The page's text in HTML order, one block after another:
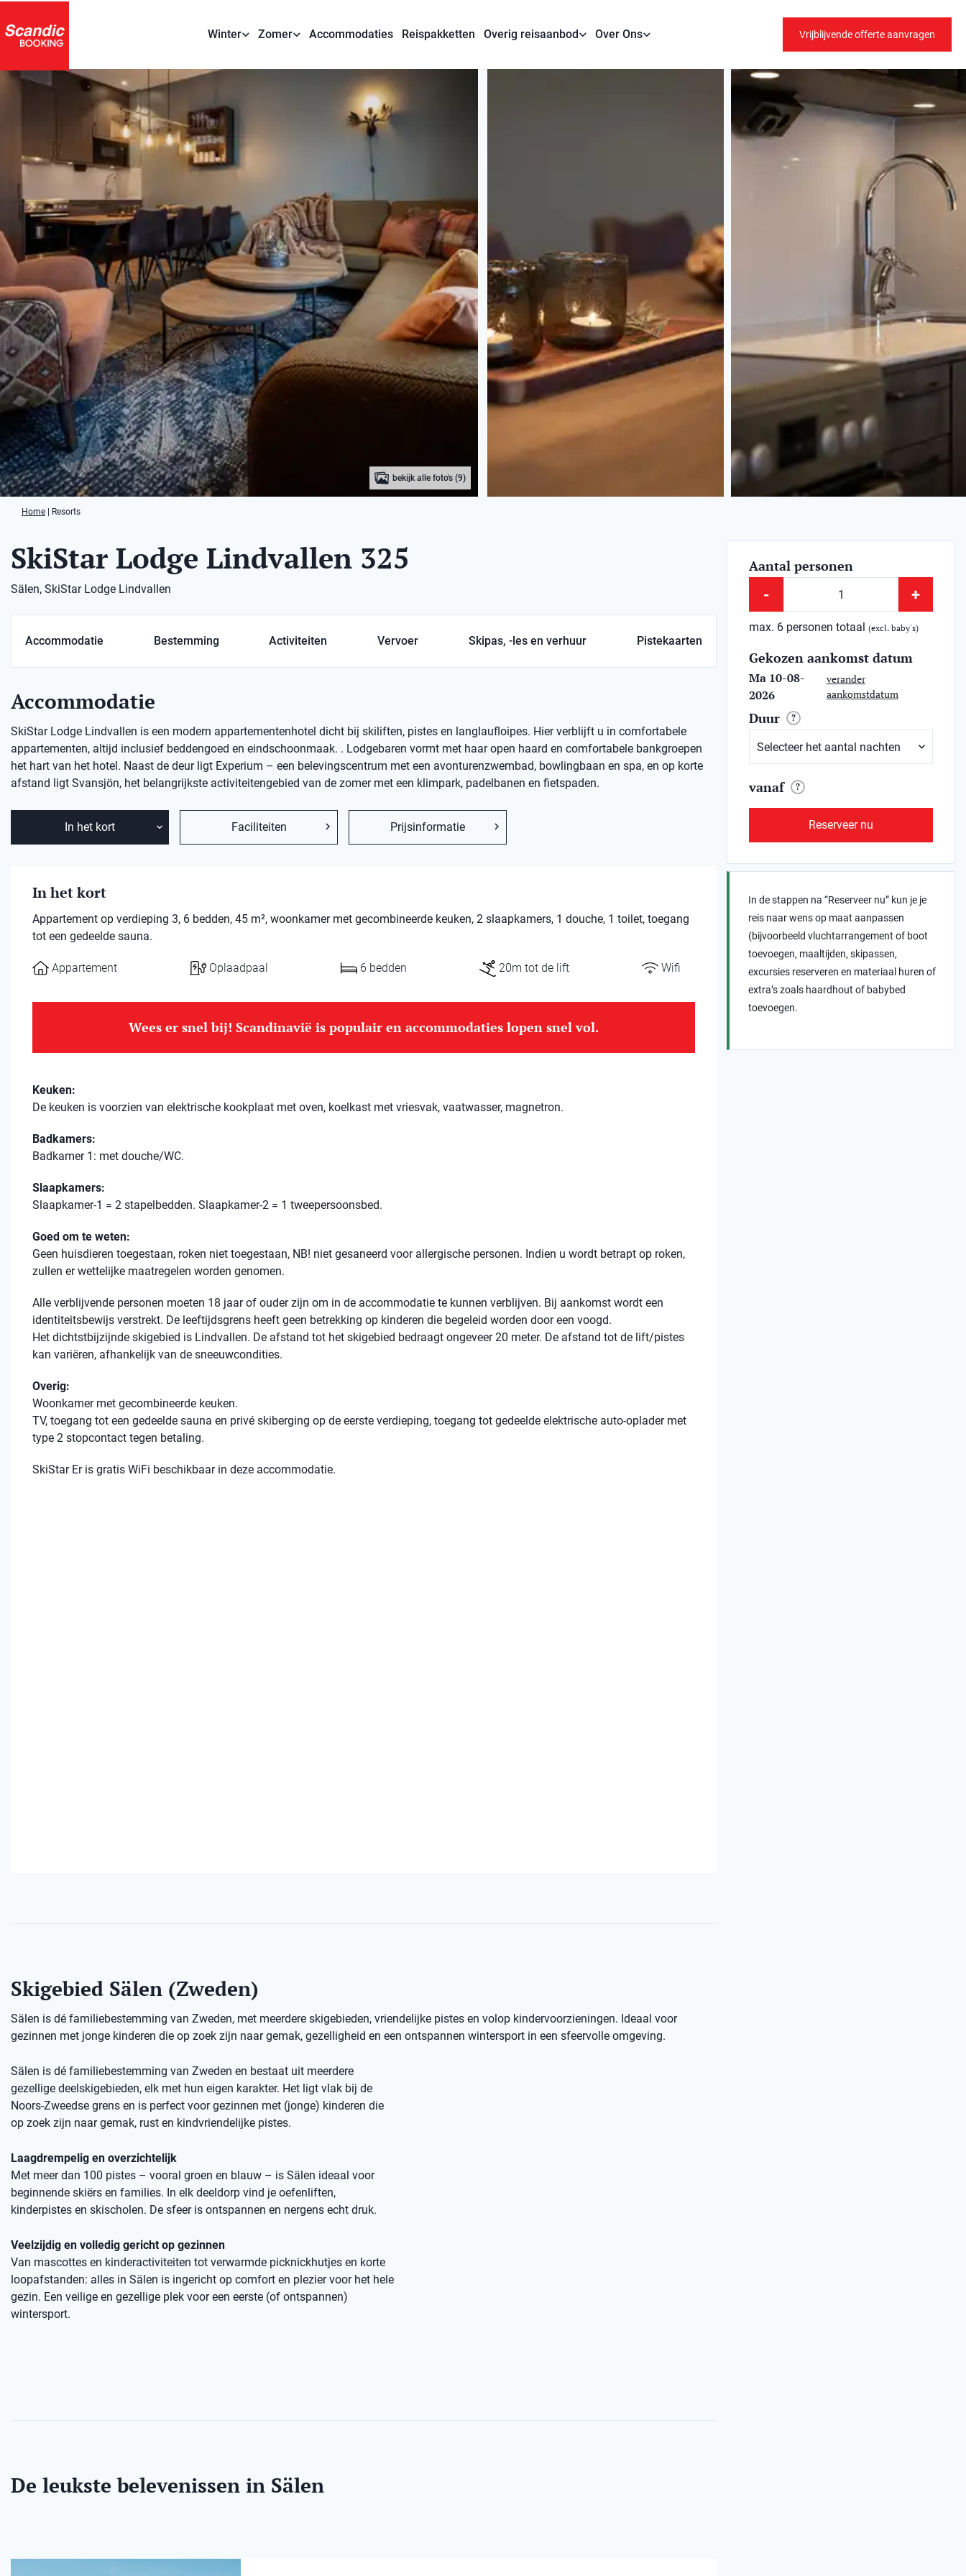
Winter Zomer Accommodaties Reispakketten Overig reisaanbod Over Ons Vrijblijvende offerte aanvragen
bekijk alle foto's (9)
Home Resorts
SkiStar Lodge Lindvallen 325
Sälen, SkiStar Lodge Lindvallen
Accommodatie Bestemming Activiteiten Vervoer Skipas, -les en verhuur Pistekaarten
Accommodatie
SkiStar Lodge Lindvallen is een modern appartementenhotel dicht bij skiliften, pistes en langlaufloipes. Hier verblijft u in comfortabele
appartementen, altijd inclusief beddengoed en eindschoonmaak. . Lodgebaren vormt met haar open haard en comfortabele bankgroepen
het hart van het hotel. Naast de deur ligt Experium – een belevingscentrum met een avonturenzwembad, bowlingbaan en spa, en op korte
afstand ligt Svansjön, het belangrijkste activiteitengebied van de zomer met een klimpark, padelbanen en fietspaden.
In het kort Faciliteiten Prijsinformatie
In het kort
Appartement op verdieping 3, 6 bedden, 45 m², woonkamer met gecombineerde keuken, 2 slaapkamers, 1 douche, 1 toilet, toegang
tot een gedeelde sauna.
Appartement Oplaadpaal 6 bedden 20m tot de lift Wifi
Wees er snel bij! Scandinavië is populair en accommodaties lopen snel vol.
Keuken:
De keuken is voorzien van elektrische kookplaat met oven, koelkast met vriesvak, vaatwasser, magnetron.
Badkamers:
Badkamer 1: met douche/WC.
Slaapkamers:
Slaapkamer-1 = 2 stapelbedden. Slaapkamer-2 = 1 tweepersoonsbed.
Goed om te weten:
Geen huisdieren toegestaan, roken niet toegestaan, NB! niet gesaneerd voor allergische personen. Indien u wordt betrapt op roken,
zullen er wettelijke maatregelen worden genomen.
Alle verblijvende personen moeten 18 jaar of ouder zijn om in de accommodatie te kunnen verblijven. Bij aankomst wordt een
identiteitsbewijs verstrekt. De leeftijdsgrens heeft geen betrekking op kinderen die begeleid worden door een voogd.
Het dichtstbijzijnde skigebied is Lindvallen. De afstand tot het skigebied bedraagt ​​ongeveer 20 meter. De afstand tot de lift/pistes
kan variëren, afhankelijk van de sneeuwcondities.
Overig:
Woonkamer met gecombineerde keuken.
TV, toegang tot een gedeelde sauna en privé skiberging op de eerste verdieping, toegang tot gedeelde elektrische auto-oplader met
type 2 stopcontact tegen betaling.
SkiStar Er is gratis WiFi beschikbaar in deze accommodatie.
Skigebied Sälen (Zweden)
Sälen is dé familiebestemming van Zweden, met meerdere skigebieden, vriendelijke pistes en volop kindervoorzieningen. Ideaal voor
gezinnen met jonge kinderen die op zoek zijn naar gemak, gezelligheid en een ontspannen wintersport in een sfeervolle omgeving.
Sälen is dé familiebestemming van Zweden en bestaat uit meerdere
gezellige deelskigebieden, elk met hun eigen karakter. Het ligt vlak bij de
Noors-Zweedse grens en is perfect voor gezinnen met (jonge) kinderen die
op zoek zijn naar gemak, rust en kindvriendelijke pistes.
Laagdrempelig en overzichtelijk
Met meer dan 100 pistes – vooral groen en blauw – is Sälen ideaal voor
beginnende skiërs en families. In elk deeldorp vind je oefenliften,
kinderpistes en skischolen. De sfeer is ontspannen en nergens echt druk.
Veelzijdig en volledig gericht op gezinnen
Van mascottes en kinderactiviteiten tot verwarmde picknickhutjes en korte
loopafstanden: alles in Sälen is ingericht op comfort en plezier voor het hele
gezin. Een veilige en gezellige plek voor een eerste (of ontspannen)
wintersport.
De leukste belevenissen in Sälen
Aantal personen
- +
max. 6 personen totaal(excl. baby's)
Gekozen aankomst datum
Ma 10-08-
2026
verander
aankomstdatum
Duur ?
vanaf ?
Reserveer nu
In de stappen na “Reserveer nu” kun je je
reis naar wens op maat aanpassen
(bijvoorbeeld vluchtarrangement of boot
toevoegen, maaltijden, skipassen,
excursies reserveren en materiaal huren of
extra’s zoals haardhout of babybed
toevoegen.